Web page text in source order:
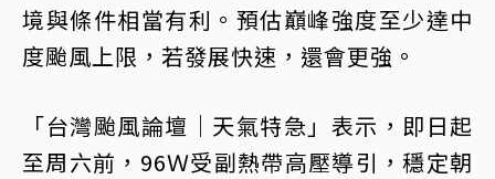
境與條件相當有利。預估巔峰強度至少達中
度颱風上限，若發展快速，還會更強。󠀠
「台灣颱風論壇｜天氣特急」表示，即日起
至周六前，96Ｗ受副熱帶高壓導引，穩定朝